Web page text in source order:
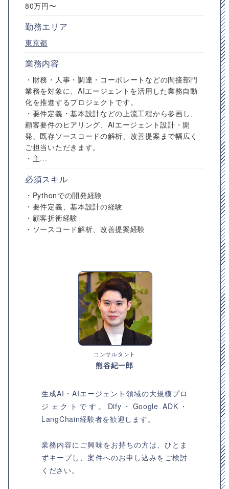
80万円〜
勤務エリア
東京都
業務内容
・財務・人事・調達・コーポレートなどの間接部門
業務を対象に、AIエージェントを活用した業務自動
化を推進するプロジェクトです。
・要件定義・基本設計などの上流工程から参画し、
顧客要件のヒアリング、AIエージェント設計・開
発、既存ソースコードの解析、改善提案まで幅広く
ご担当いただきます。
・主...
必須スキル
・Pythonでの開発経験
・要件定義、基本設計の経験
・顧客折衝経験
・ソースコード解析、改善提案経験
コンサルタント
熊谷紀一郎
生成AI・AIエージェント領域の大規模プロ
ジェクトです。Dify・Google ADK・
LangChain経験者を歓迎します。
業務内容にご興味をお持ちの方は、ひとま
ずキープし、案件へのお申し込みをご検討
ください。